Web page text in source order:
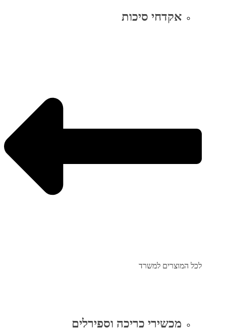
אקדחי סיכות
לכל המוצרים למשרד
מכשירי כריכה וספירלים